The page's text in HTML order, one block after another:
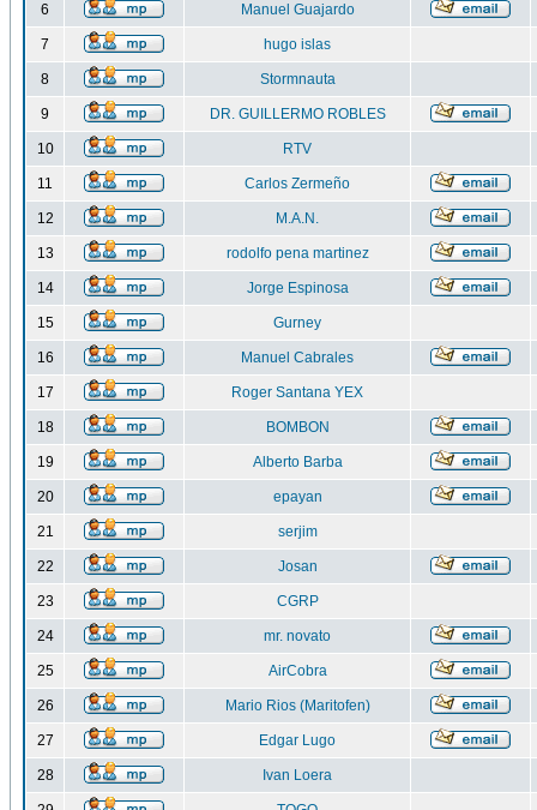
6 Manuel Guajardo
7 hugo islas
8 Stormnauta
9 DR. GUILLERMO ROBLES
10 RTV
11 Carlos Zermeño
12 M.A.N.
13 rodolfo pena martinez
14 Jorge Espinosa
15 Gurney
16 Manuel Cabrales
17 Roger Santana YEX
18 BOMBON
19 Alberto Barba
20 epayan
21 serjim
22 Josan
23 CGRP
24 mr. novato
25 AirCobra
26 Mario Rios (Maritofen)
27 Edgar Lugo
28 Ivan Loera